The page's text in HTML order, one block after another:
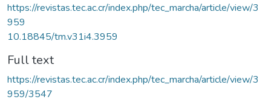
https://revistas.tec.ac.cr/index.php/tec_marcha/article/view/3
959
10.18845/tm.v31i4.3959
Full text
https://revistas.tec.ac.cr/index.php/tec_marcha/article/view/3
959/3547